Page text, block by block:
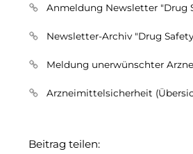
Anmeldung Newsletter "Drug
Newsletter-Archiv "Drug
Meldung unerwünschter
Arzneimittelsicherheit
Beitrag teilen: